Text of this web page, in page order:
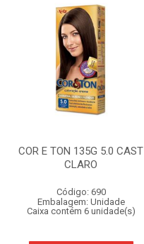
COR E TON 135G 5.0 CAST
CLARO
Código: 690
Embalagem: Unidade
Caixa contém 6 unidade(s)